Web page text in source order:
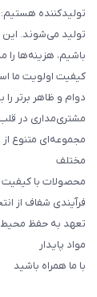
تولیدکننده
تولید می‌شوند. این
باشیم، هزینه‌ها
کیفیت اولویت ما
دوام و ظاهر برتر را
مشتری‌مداری در
مجموعه‌ای متنوع از
مختلف
محصولات با
فرآیندی شفاف از
تعهد به حفظ محیط
مواد پایدار
با ما همراه باشید